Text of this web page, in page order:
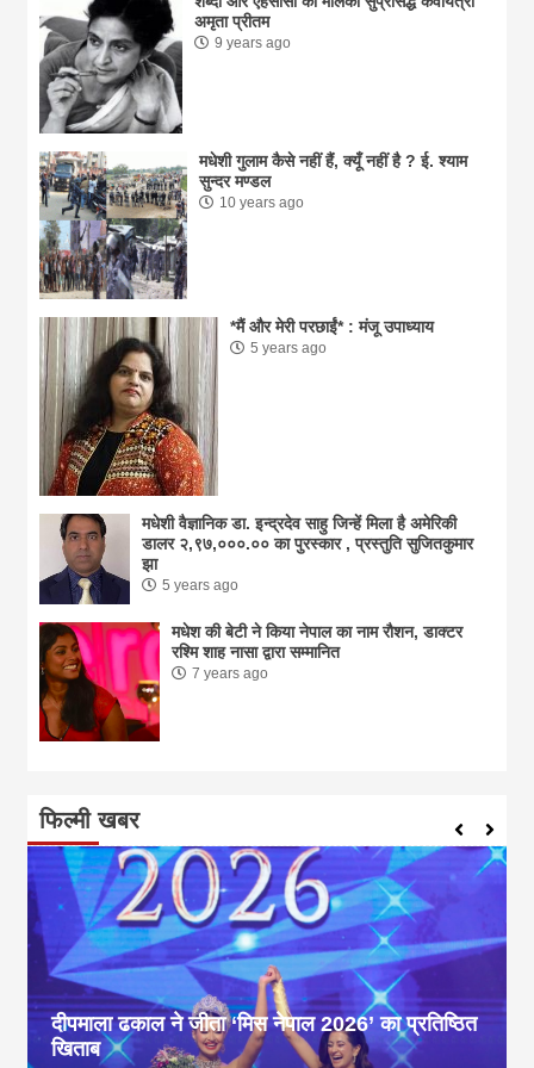
अमृता प्रीतम
9 years ago
मधेशी गुलाम कैसे नहीं हैं, क्यूँ नहीं है ? ई. श्याम
सुन्दर मण्डल
10 years ago
*मैं और मेरी परछाईं* : मंजू उपाध्याय
5 years ago
मधेशी वैज्ञानिक डा. इन्द्रदेव साहु जिन्हें मिला है अमेरिकी
डालर २,९७,०००.०० का पुरस्कार , प्रस्तुति सुजितकुमार
झा
5 years ago
मधेश की बेटी ने किया नेपाल का नाम राैशन, डाक्टर
रश्मि शाह नासा द्वारा सम्मानित
7 years ago
फिल्मी खबर
दीपमाला ढकाल ने जीता ‘मिस नेपाल 2026’ का प्रतिष्ठित
खिताब